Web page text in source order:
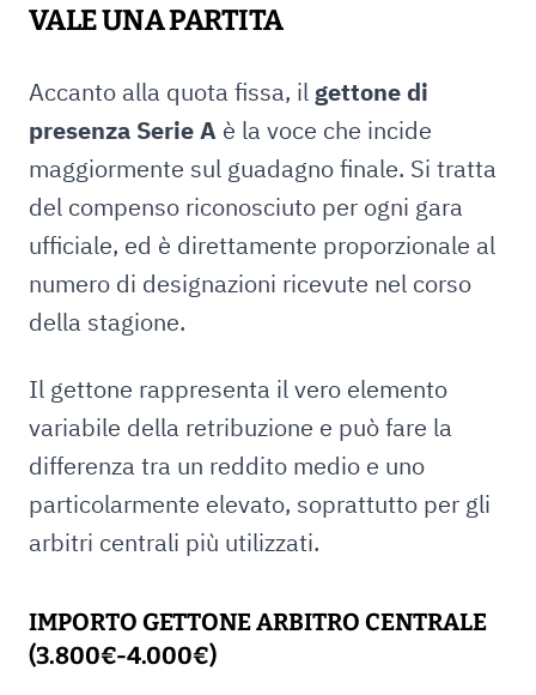
VALE UNA PARTITA
Accanto alla quota fissa, il gettone di
presenza Serie A è la voce che incide
maggiormente sul guadagno finale. Si tratta
del compenso riconosciuto per ogni gara
ufficiale, ed è direttamente proporzionale al
numero di designazioni ricevute nel corso
della stagione.
Il gettone rappresenta il vero elemento
variabile della retribuzione e può fare la
differenza tra un reddito medio e uno
particolarmente elevato, soprattutto per gli
arbitri centrali più utilizzati.
IMPORTO GETTONE ARBITRO CENTRALE
(3.800€-4.000€)